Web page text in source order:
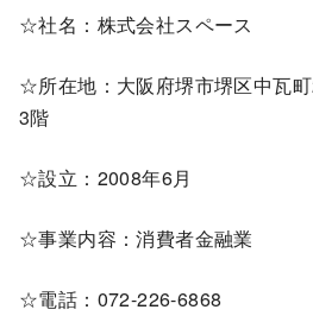
☆社名：株式会社スペース
☆所在地：大阪府堺市堺区中瓦
3階
☆設立：2008年6月
☆事業内容：消費者金融業
☆電話：072-226-6868